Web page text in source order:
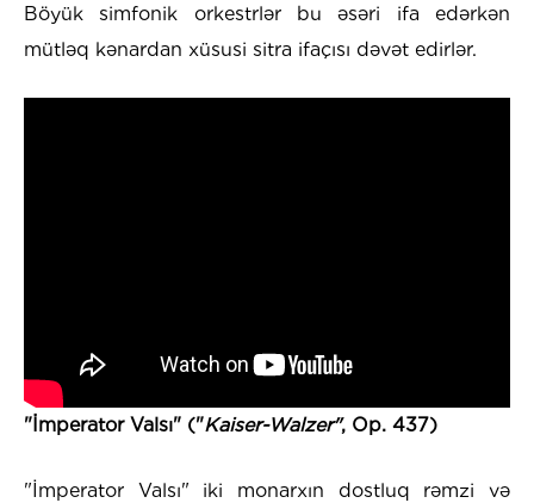
Böyük simfonik orkestrlər bu əsəri ifa edərkən
mütləq kənardan xüsusi sitra ifaçısı dəvət edirlər.
"İmperator Valsı" ("Kaiser-Walzer", Op. 437)
"İmperator Valsı" iki monarxın dostluq rəmzi və